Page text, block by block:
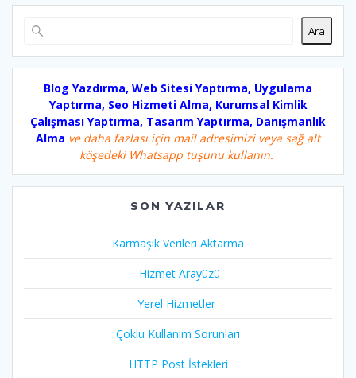
Ara
Blog Yazdırma, Web Sitesi Yaptırma, Uygulama
Yaptırma, Seo Hizmeti Alma, Kurumsal Kimlik
Çalışması Yaptırma, Tasarım Yaptırma, Danışmanlık
Alma ve daha fazlası için mail adresimizi veya sağ alt
köşedeki Whatsapp tuşunu kullanın.
SON YAZILAR
Karmaşık Verileri Aktarma
Hizmet Arayüzü
Yerel Hizmetler
Çoklu Kullanım Sorunları
HTTP Post İstekleri